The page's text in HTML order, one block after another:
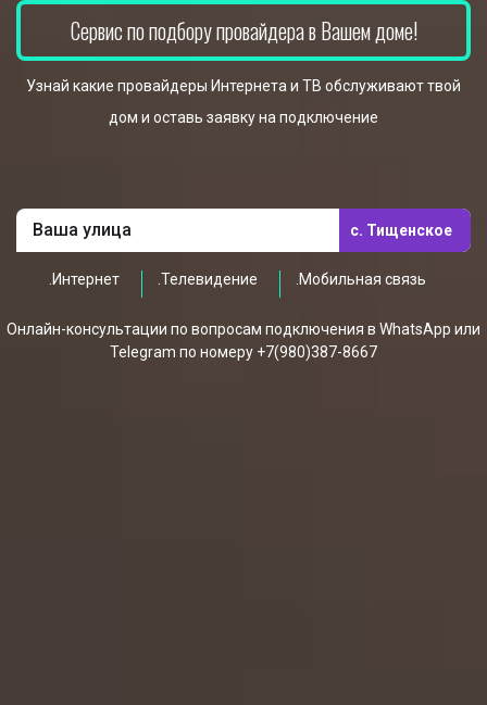
Сервис по подбору провайдера в Вашем доме!
Узнай какие провайдеры Интернета и ТВ обслуживают твой
дом и оставь заявку на подключение
с. Тищенское
.Интернет .Телевидение .Мобильная связь
Онлайн-консультации по вопросам подключения в WhatsApp или
Telegram по номеру +7(980)387-8667